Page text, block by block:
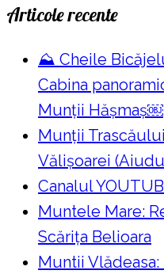
Articole recente
⛰️ Cheile
Cabina
Munții Hășmaș￼
Munții
Vălișoarei
Canalul
Muntele Mare:
Scăriţa Belioara
Muntii